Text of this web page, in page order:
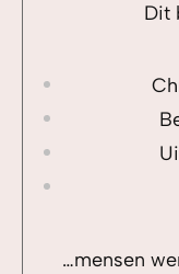
Dit
…mensen